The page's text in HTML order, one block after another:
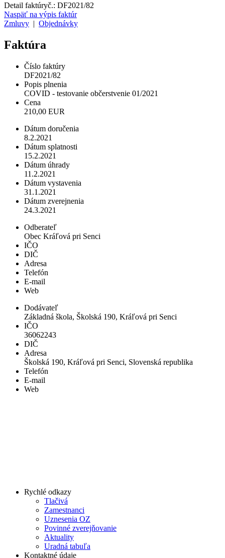
Detail faktúryč.: DF2021/82
Naspäť na výpis faktúr
Zmluvy | Objednávky
Faktúra
Číslo faktúry
DF2021/82
Popis plnenia
COVID - testovanie občerstvenie 01/2021
Cena
210,00 EUR
Dátum doručenia
8.2.2021
Dátum splatnosti
15.2.2021
Dátum úhrady
11.2.2021
Dátum vystavenia
31.1.2021
Dátum zverejnenia
24.3.2021
Odberateľ
Obec Kráľová pri Senci
IČO
DIČ
Adresa
Telefón
E-mail
Web
Dodávateľ
Základná škola, Školská 190, Kráľová pri Senci
IČO
36062243
DIČ
Adresa
Školská 190, Kráľová pri Senci, Slovenská republika
Telefón
E-mail
Web
Rychlé odkazy
Tlačivá
Zamestnanci
Uznesenia OZ
Povinné zverejňovanie
Aktuality
Uradná tabuľa
Kontaktné údaje